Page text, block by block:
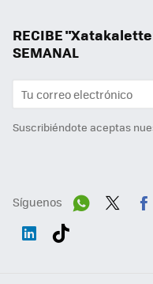
RECIBE
SEMANAL
Suscribiéndote aceptas
Síguenos